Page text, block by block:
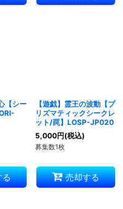
【シー
る
【遊戯】霊王の波動【プ
リズマティックシークレ
ット/罠】LOSP-JP020
5,000円(税込)
募集数1枚
売却する